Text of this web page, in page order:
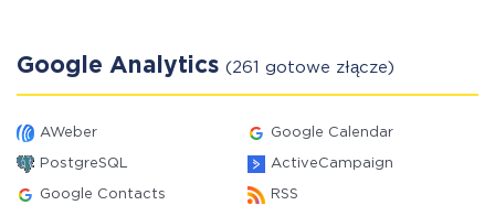
Google Analytics (261 gotowe złącze)
AWeber Google Calendar
PostgreSQL ActiveCampaign
Google Contacts RSS